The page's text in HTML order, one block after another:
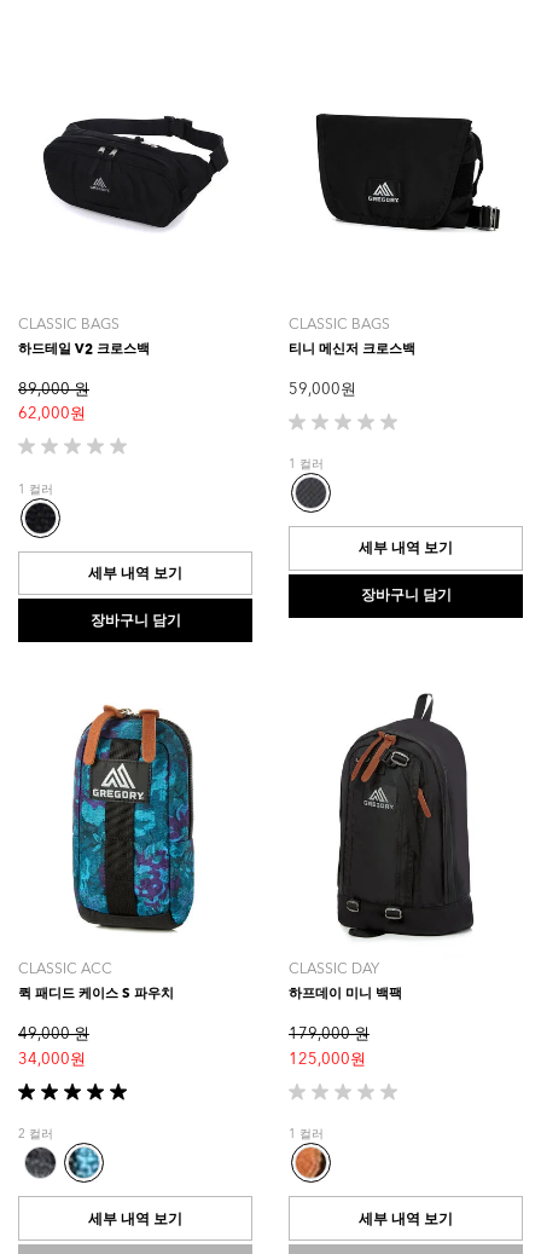
CLASSIC BAGS
하드테일 V2 크로스백
89,000 원
62,000 원
별
5
개
중
0.0
입
다.
1 컬러
세부 내역 보기
장바구니 담기
CLASSIC BAGS
티니 메신저 크로스백
59,000 원
별
5
개
중
0.0
입
다.
1 컬러
세부 내역 보기
장바구니 담기
CLASSIC ACC
퀵 패디드 케이스 S 파우치
49,000 원
34,000 원
별
5
개
중
5.0
입
2 컬러
세부 내역 보기
CLASSIC DAY
하프데이 미니 백팩
179,000 원
125,000 원
별
5
개
중
0.0
입
1 컬러
세부 내역 보기